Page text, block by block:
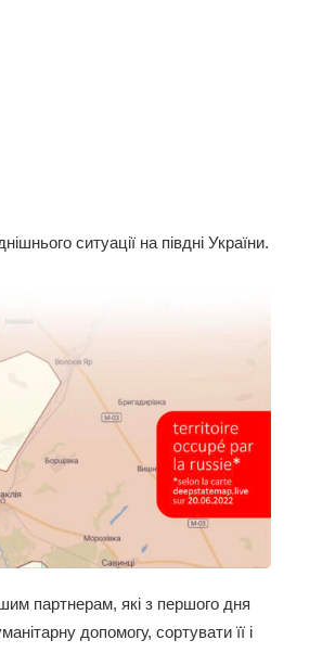
ситуації на півдні України.
партнерам, які з першого дня
допомогу, сортувати її і